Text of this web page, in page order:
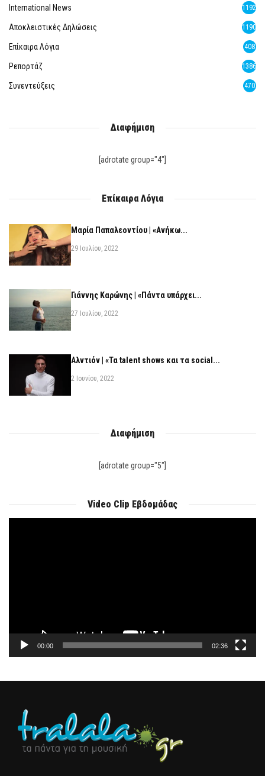
International News 1192
Αποκλειστικές Δηλώσεις 1190
Επίκαιρα Λόγια 408
Ρεπορτάζ 1386
Συνεντεύξεις 470
Διαφήμιση
[adrotate group="4"]
Επίκαιρα Λόγια
Μαρία Παπαλεοντίου | «Ανήκω...
29 Ιουλίου, 2022
Γιάννης Καρώνης | «Πάντα υπάρχει...
27 Ιουλίου, 2022
Αλντιόν | «Τα talent shows και τα social...
2 Ιουνίου, 2022
Διαφήμιση
[adrotate group="5"]
Video Clip Εβδομάδας
00:00 02:36